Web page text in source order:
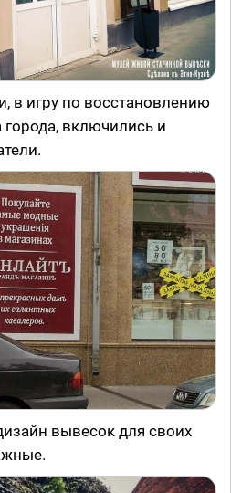
в игру по восстановлению
города, включились и
вывесок для своих